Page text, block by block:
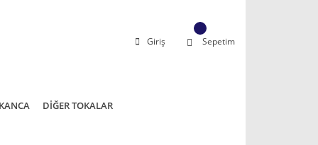
Giriş Sepetim
DİĞER TOKALAR